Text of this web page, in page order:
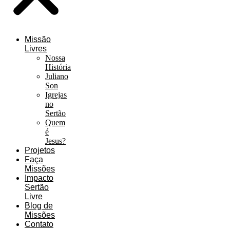
Missão
Livres
Nossa
História
Juliano
Son
Igrejas
no
Sertão
Quem
é
Jesus?
Projetos
Faça
Missões
Impacto
Sertão
Livre
Blog de
Missões
Contato